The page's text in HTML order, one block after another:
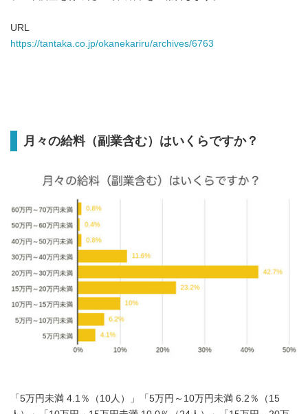
URL
https://tantaka.co.jp/okanekariru/archives/6763
月々の給料（副業含む）はいくらですか？
「5万円未満 4.1％（10人）」「5万円～10万円未満 6.2％（15